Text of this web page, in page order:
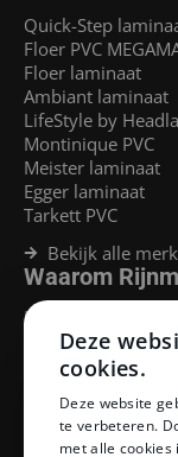
Quick-Step
Floer PVC
Floer laminaat
Ambiant laminaat
LifeStyle by
Montinique PVC
Meister laminaat
Egger laminaat
Tarkett PVC
Bekijk alle
Waarom
Legservice
Laminaat Capelle
Laminaat voor
Betaalmethoden
Deze
cookies.
Deze website
te verbeteren.
met alle